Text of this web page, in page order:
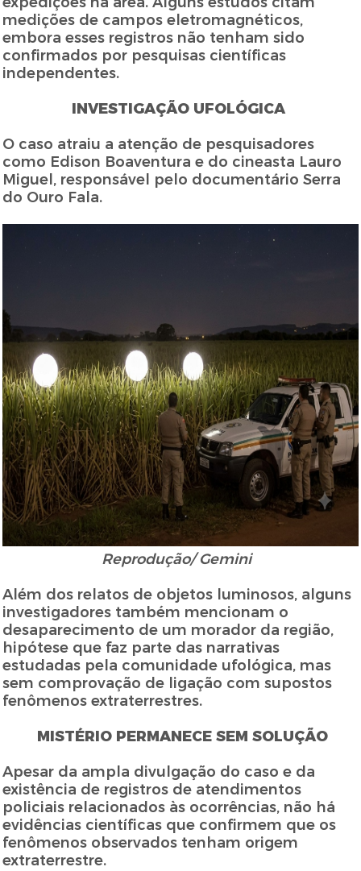
medições de campos eletromagnéticos,
embora esses registros não tenham sido
confirmados por pesquisas científicas
independentes.
INVESTIGAÇÃO UFOLÓGICA
O caso atraiu a atenção de pesquisadores
como Edison Boaventura e do cineasta Lauro
Miguel, responsável pelo documentário Serra
do Ouro Fala.
Reprodução/ Gemini
Além dos relatos de objetos luminosos, alguns
investigadores também mencionam o
desaparecimento de um morador da região,
hipótese que faz parte das narrativas
estudadas pela comunidade ufológica, mas
sem comprovação de ligação com supostos
fenômenos extraterrestres.
MISTÉRIO PERMANECE SEM SOLUÇÃO
Apesar da ampla divulgação do caso e da
existência de registros de atendimentos
policiais relacionados às ocorrências, não há
evidências científicas que confirmem que os
fenômenos observados tenham origem
extraterrestre.